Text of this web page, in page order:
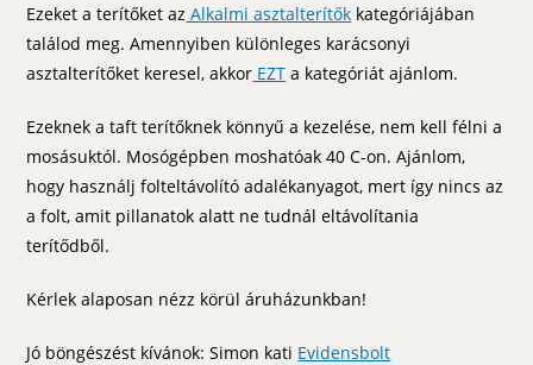
Ezeket a terítőket az Alkalmi asztalterítők kategóriájában
találod meg. Amennyiben különleges karácsonyi
asztalterítőket keresel, akkor EZT a kategóriát ajánlom.
Ezeknek a taft terítőknek könnyű a kezelése, nem kell félni a
mosásuktól. Mosógépben moshatóak 40 C-on. Ajánlom,
hogy használj folteltávolító adalékanyagot, mert így nincs az
a folt, amit pillanatok alatt ne tudnál eltávolítania
terítődből.
Kérlek alaposan nézz körül áruházunkban!
Jó böngészést kívánok: Simon kati Evidensbolt